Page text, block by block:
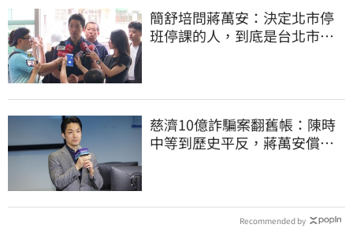
簡舒培問蔣萬安：決定北市停
班停課的人，到底是台北市
慈濟10億詐騙案翻舊帳：陳時
中等到歷史平反，蔣萬安償還
Recommended by